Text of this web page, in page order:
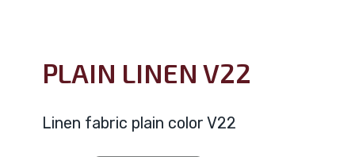
PLAIN LINEN V22
Linen fabric plain color V22